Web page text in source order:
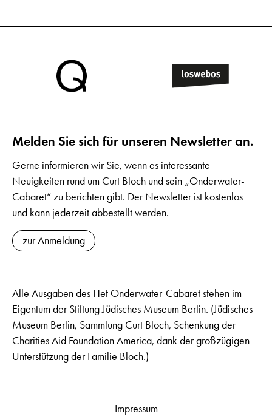
Melden Sie sich für unseren Newsletter an.
Gerne informieren wir Sie, wenn es interessante
Neuigkeiten rund um Curt Bloch und sein „Onderwater-
Cabaret“ zu berichten gibt. Der Newsletter ist kostenlos
und kann jederzeit abbestellt werden.
zur Anmeldung
Alle Ausgaben des Het Onderwater-Cabaret stehen im
Eigentum der Stiftung Jüdisches Museum Berlin. (Jüdisches
Museum Berlin, Sammlung Curt Bloch, Schenkung der
Charities Aid Foundation America, dank der großzügigen
Unterstützung der Familie Bloch.)
Impressum